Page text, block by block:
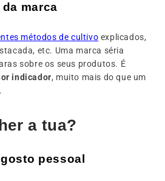
marca
métodos de cultivo explicados,
etc. Uma marca séria
sobre os seus produtos. É
indicador, muito mais do que um
a tua?
pessoal